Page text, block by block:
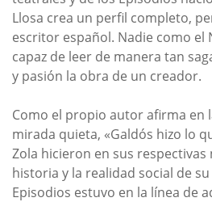
Llosa crea un perfil completo,
escritor español. Nadie como el
capaz de leer de manera tan
y pasión la obra de un creador.
Como el propio autor afirma en
mirada quieta, «Galdós hizo lo
Zola hicieron en sus respectivas
historia y la realidad social de su
Episodios estuvo en la línea de